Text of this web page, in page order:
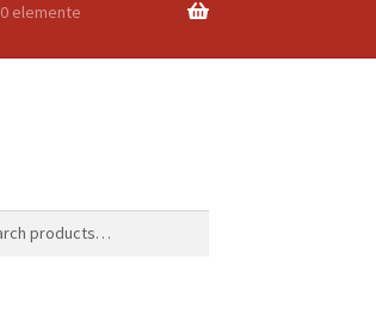
0 elemente